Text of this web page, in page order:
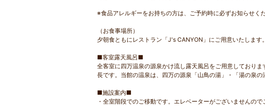
※食品アレルギーをお持ちの方は、ご予約時に必ずお知らせく
（お食事場所）
夕朝食ともにレストラン「J's CANYON」にご用意いたします。
■客室露天風呂■
全客室に四万温泉の源泉かけ流し露天風呂をご用意しており
長です。当館の温泉は、四万の源泉「山鳥の湯」・「湯の泉の
■施設案内■
・全室階段でのご移動です。エレベーターがございませんので